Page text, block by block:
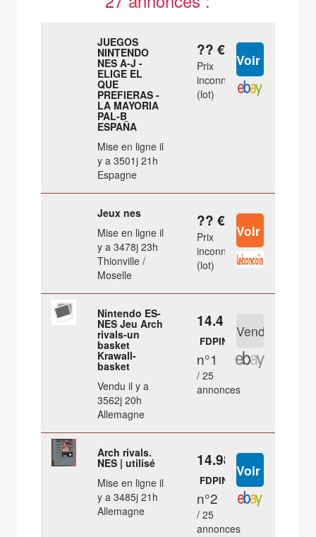
JUEGOS
NINTENDO
NES A-J -
ELIGE EL
QUE
PREFIERAS -
LA MAYORIA
PAL-B
ESPAÑA
Mise en ligne il
y a 3501j 21h
Espagne
?? €
Prix
inconnu
(lot)
Jeux nes
Mise en ligne il
y a 3478j 23h
Thionville /
Moselle
?? €
Prix
inconnu
(lot)
Nintendo ES-
NES Jeu Arch
rivals-un
basket
Krawall-
basket
Vendu il y a
3562j 20h
Allemagne
14.4 €
FDPIN
n°1
/ 25
annonces
Arch rivals.
NES | utilisé
Mise en ligne il
y a 3485j 21h
Allemagne
14.98 €
FDPIN
n°2
/ 25
annonces